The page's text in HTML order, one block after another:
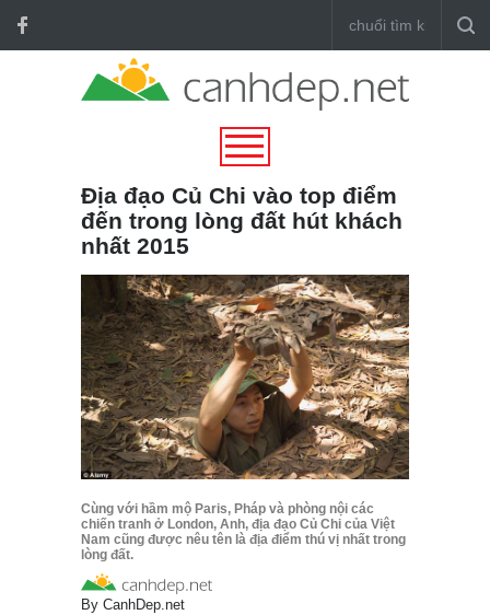
Địa đạo Củ Chi vào top điểm
đến trong lòng đất hút khách
nhất 2015
Cùng với hầm mộ Paris, Pháp và phòng nội các
chiến tranh ở London, Anh, địa đạo Củ Chi của Việt
Nam cũng được nêu tên là địa điểm thú vị nhất trong
lòng đất.
By CanhDep.net